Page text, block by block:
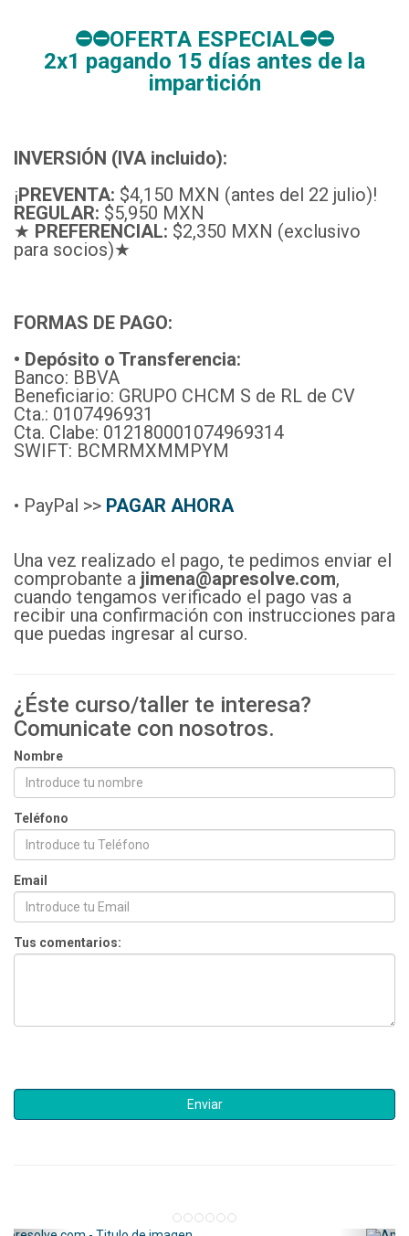
⛔⛔OFERTA ESPECIAL⛔⛔
2x1 pagando 15 días antes de la
impartición
INVERSIÓN (IVA incluido):
¡PREVENTA: $4,150 MXN (antes del 22 julio)!
REGULAR: $5,950 MXN
★ PREFERENCIAL: $2,350 MXN (exclusivo
para socios)★
FORMAS DE PAGO:
• Depósito o Transferencia:
Banco: BBVA
Beneficiario: GRUPO CHCM S de RL de CV
Cta.: 0107496931
Cta. Clabe: 012180001074969314
SWIFT: BCMRMXMMPYM
• PayPal >> PAGAR AHORA
Una vez realizado el pago, te pedimos enviar el
comprobante a jimena@apresolve.com,
cuando tengamos verificado el pago vas a
recibir una confirmación con instrucciones para
que puedas ingresar al curso.
¿Éste curso/taller te interesa?
Comunicate con nosotros.
Nombre
Teléfono
Email
Tus comentarios: